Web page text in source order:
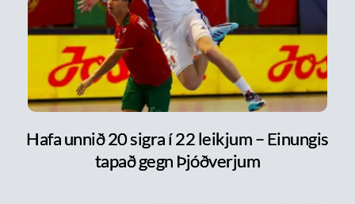
Hafa unnið 20 sigra í 22 leikjum – Einungis
tapað gegn Þjóðverjum